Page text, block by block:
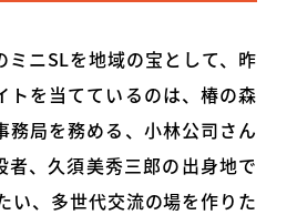
ミニSLを地域の宝として、昨
トを当てているのは、椿の森
務局を務める、小林公司さん
者、久須美秀三郎の出身地で
い、多世代交流の場を作りた